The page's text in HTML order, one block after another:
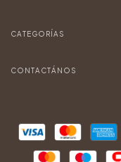
CATEGORÍAS
CONTACTÁNOS